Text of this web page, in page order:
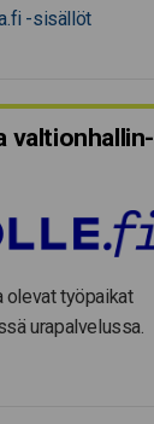
-sisällöt
valtion­hal­lin­
olevat työpaikat
urapalvelussa.